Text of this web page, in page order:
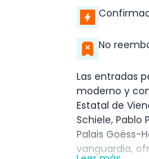
No
Las entradas
moderno y
Estatal de
Schiele, Pablo
Palais Goëss-
vanguardia,